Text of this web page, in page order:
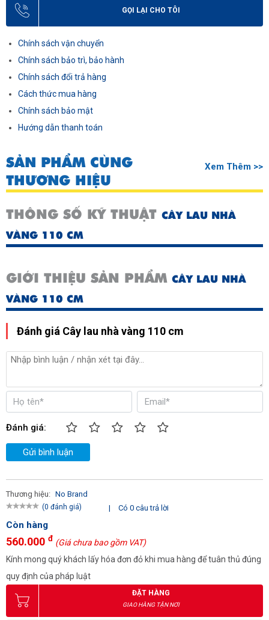
GỌI LẠI CHO TÔI
Chính sách vận chuyển
Chính sách bảo trì, bảo hành
Chính sách đổi trả hàng
Cách thức mua hàng
Chính sách bảo mật
Hướng dẫn thanh toán
SẢN PHẨM CÙNG
THƯƠNG HIỆU
Xem Thêm >>
THÔNG SỐ KỸ THUẬT CÂY LAU NHÀ
VÀNG 110 CM
GIỚI THIỆU SẢN PHẨM CÂY LAU NHÀ
VÀNG 110 CM
Đánh giá Cây lau nhà vàng 110 cm
Đánh giá:
Gửi bình luận
Thương hiệu: No Brand
(0 đánh giá) | Có 0 câu trả lời
Còn hàng
560.000 đ (Giá chưa bao gồm VAT)
Kính mong quý khách lấy hóa đơn đỏ khi mua hàng để tuân thủ đúng
quy định của pháp luật
ĐẶT HÀNG
GIAO HÀNG TẬN NƠI